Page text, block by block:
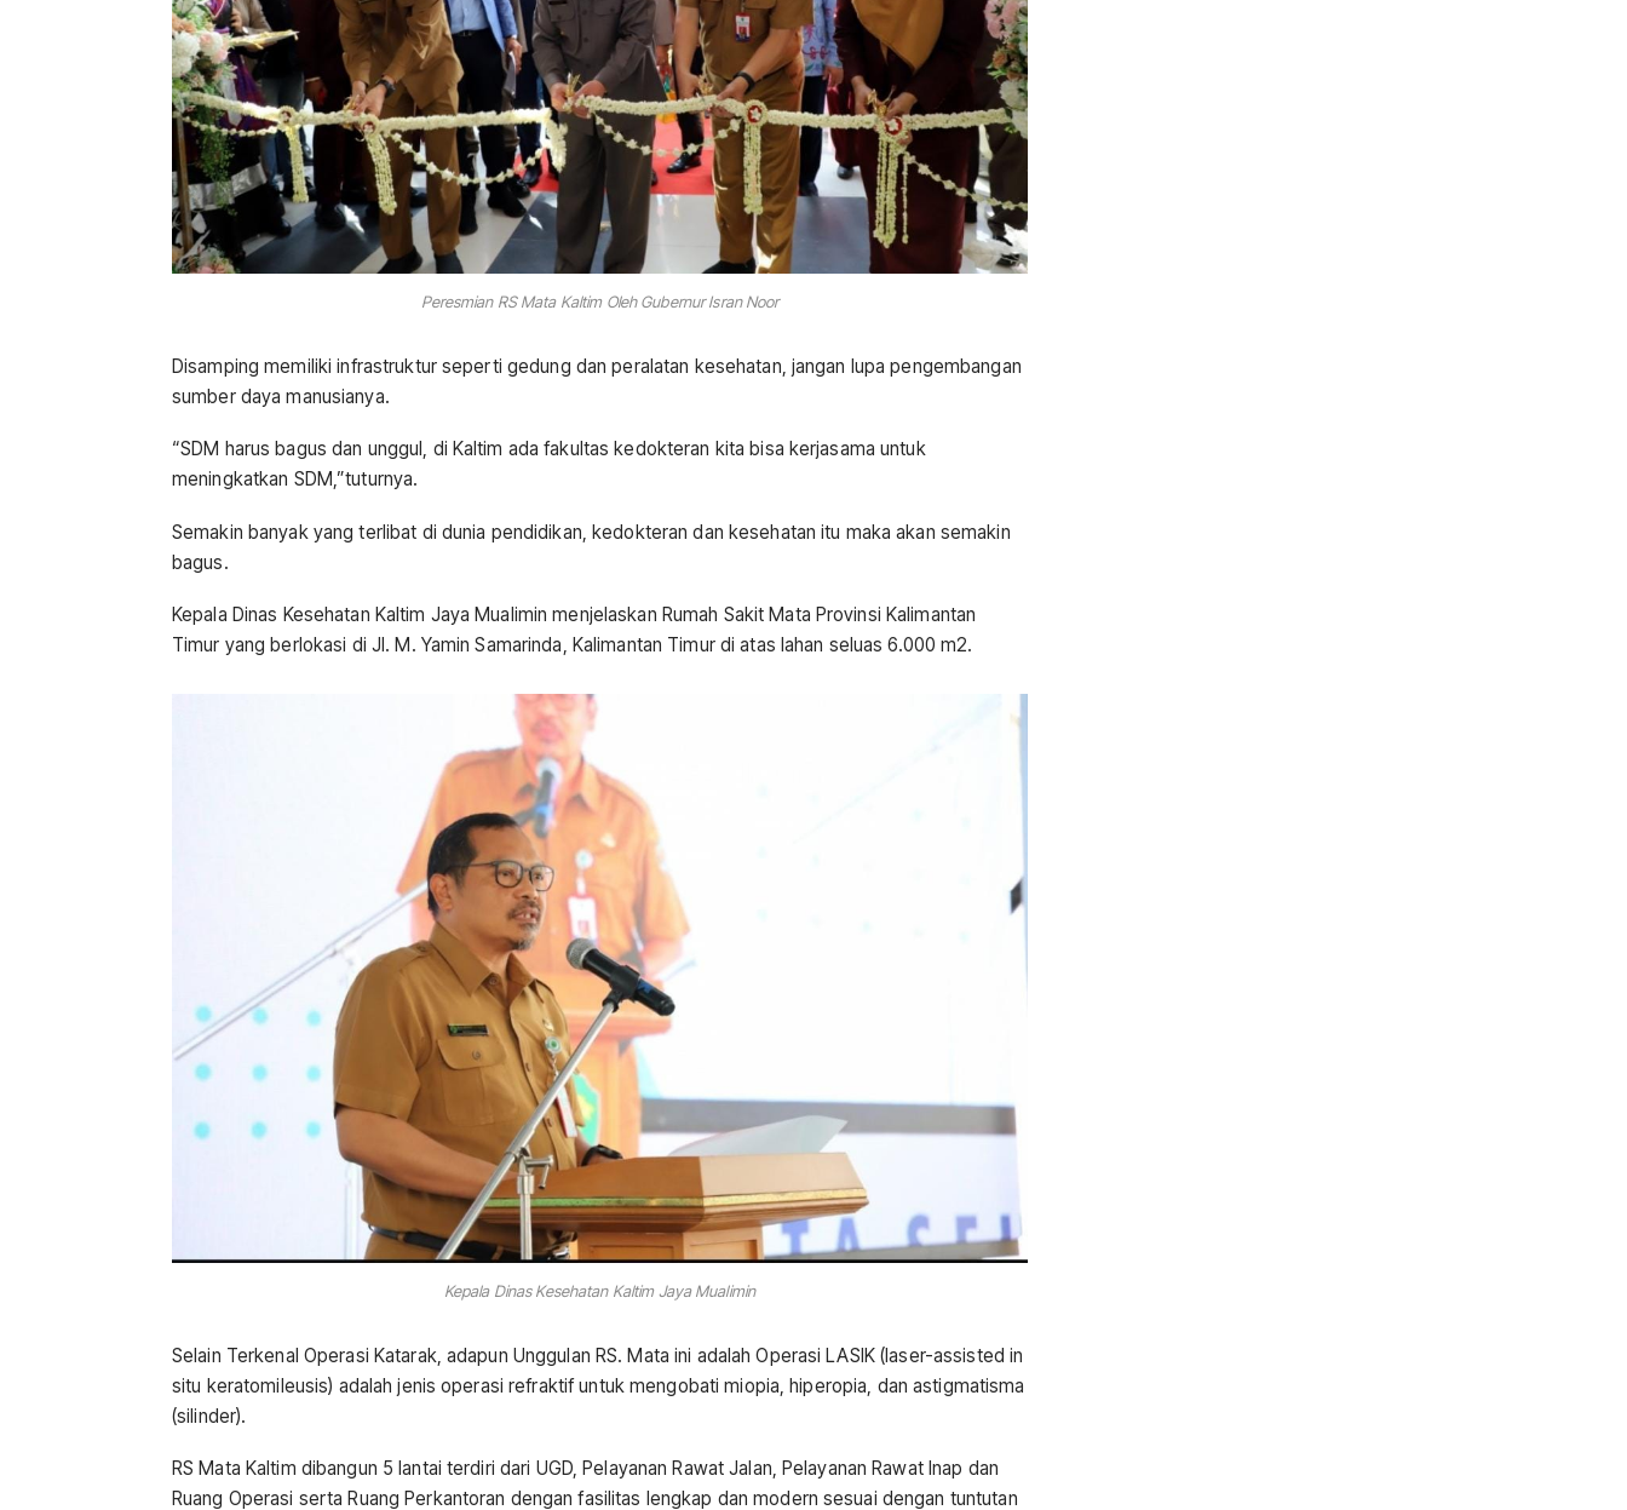
Peresmian RS Mata Kaltim Oleh Gubernur Isran Noor
Disamping memiliki infrastruktur seperti gedung dan peralatan kesehatan, jangan lupa pengembangan
sumber daya manusianya.
“SDM harus bagus dan unggul, di Kaltim ada fakultas kedokteran kita bisa kerjasama untuk
meningkatkan SDM,”tuturnya.
Semakin banyak yang terlibat di dunia pendidikan, kedokteran dan kesehatan itu maka akan semakin
bagus.
Kepala Dinas Kesehatan Kaltim Jaya Mualimin menjelaskan Rumah Sakit Mata Provinsi Kalimantan
Timur yang berlokasi di Jl. M. Yamin Samarinda, Kalimantan Timur di atas lahan seluas 6.000 m2.
Kepala Dinas Kesehatan Kaltim Jaya Mualimin
Selain Terkenal Operasi Katarak, adapun Unggulan RS. Mata ini adalah Operasi LASIK (laser-assisted in
situ keratomileusis) adalah jenis operasi refraktif untuk mengobati miopia, hiperopia, dan astigmatisma
(silinder).
RS Mata Kaltim dibangun 5 lantai terdiri dari UGD, Pelayanan Rawat Jalan, Pelayanan Rawat Inap dan
Ruang Operasi serta Ruang Perkantoran dengan fasilitas lengkap dan modern sesuai dengan tuntutan